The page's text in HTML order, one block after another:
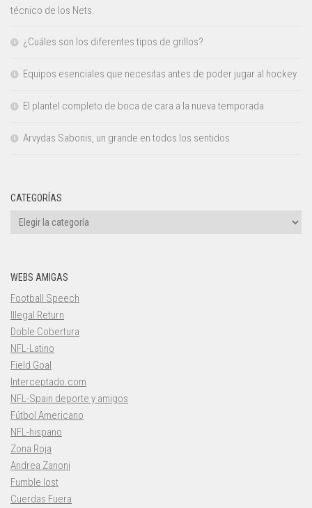
técnico de los Nets.
¿Cuáles son los diferentes tipos de grillos?
Equipos esenciales que necesitas antes de poder jugar al hockey
El plantel completo de boca de cara a la nueva temporada
Arvydas Sabonis, un grande en todos los sentidos
CATEGORÍAS
Categorías
WEBS AMIGAS
Football Speech
Illegal Return
Doble Cobertura
NFL-Latino
Field Goal
Interceptado.com
NFL-Spain deporte y amigos
Fútbol Americano
NFL-hispano
Zona Roja
Andrea Zanoni
Fumble lost
Cuerdas Fuera